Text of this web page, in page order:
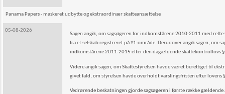
Panama Papers - maskeret udbytte og ekstraordinær skatteansættelse
05-08-2026
Sagen angik, om sagsøgeren for indkomstårene 2010-2011 med
fra et selskab registreret på Y1-område. Derudover angik sagen, om
indkomstårene 2011-2015 efter den dagældende skattekontrollovs §
Videre angik sagen, om Skattestyrelsen havde været berettiget til
givet fald, om styrelsen havde overholdt varslingsfristen efter
Vedrørende beskatningen gjorde sagsøgeren i første række